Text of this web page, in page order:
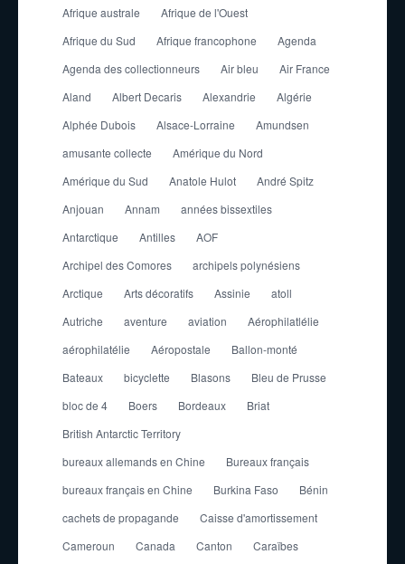
Afrique australe
Afrique de l'Ouest
Afrique du Sud
Afrique francophone
Agenda
Agenda des collectionneurs
Air bleu
Air France
Aland
Albert Decaris Alexandrie
Algérie
Alphée Dubois
Alsace-Lorraine
Amundsen
amusante collecte
Amérique du Nord
Amérique du Sud
Anatole Hulot
André Spitz
Anjouan
Annam
années bissextiles
Antarctique
Antilles
AOF
Archipel des Comores
archipels polynésiens
Arctique
Arts décoratifs Assinie
atoll
Autriche
aventure aviation
Aérophilatlélie
aérophilatélie
Aéropostale
Ballon-monté
Bateaux
bicyclette Blasons
Bleu de Prusse
bloc de 4
Boers Bordeaux
Briat
British Antarctic Territory
bureaux allemands en Chine
Bureaux français
bureaux français en Chine
Burkina Faso
Bénin
cachets de propagande
Caisse d'amortissement
Cameroun
Canada Canton
Caraïbes